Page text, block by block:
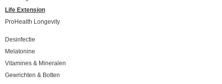
Life Extension
ProHealth Longevity
Desinfectie
Melatonine
Vitamines & Mineralen
Gewrichten & Botten